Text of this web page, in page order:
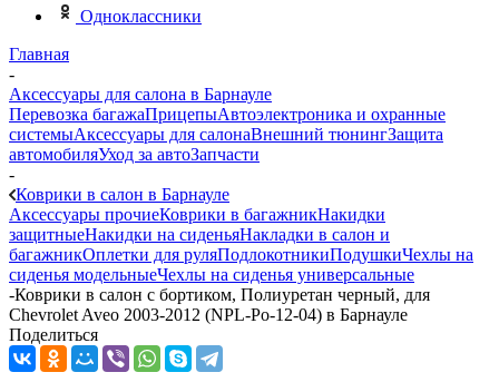
Одноклассники
Главная
-
Аксессуары для салона в Барнауле
Перевозка багажаПрицепыАвтоэлектроника и охранные
системыАксессуары для салонаВнешний тюнингЗащита
автомобиляУход за автоЗапчасти
-
Коврики в салон в Барнауле
Аксессуары прочиеКоврики в багажникНакидки
защитныеНакидки на сиденьяНакладки в салон и
багажникОплетки для руляПодлокотникиПодушкиЧехлы на
сиденья модельныеЧехлы на сиденья универсальные
-Коврики в салон с бортиком, Полиуретан черный, для
Chevrolet Aveo 2003-2012 (NPL-Po-12-04) в Барнауле
Поделиться